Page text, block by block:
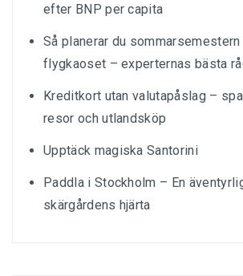
efter BNP per capita
Så planerar du
flygkaoset – experternas bästa
Kreditkort utan valutapåslag –
resor och utlandsköp
Upptäck magiska Santorini
Paddla i Stockholm – En
skärgårdens hjärta